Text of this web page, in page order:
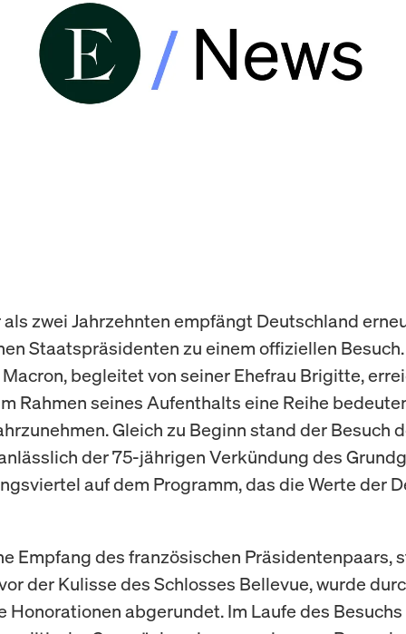
zwei Jahrzehnten empfängt Deutschland
Staatspräsidenten zu einem offiziellen Besuch.
begleitet von seiner Ehefrau Brigitte,
Rahmen seines Aufenthalts eine Reihe
Gleich zu Beginn stand der Besuch
der 75-jährigen Verkündung des
auf dem Programm, das die Werte der
Empfang des französischen Präsidentenpaars,
der Kulisse des Schlosses Bellevue, wurde
Honorationen abgerundet. Im Laufe des